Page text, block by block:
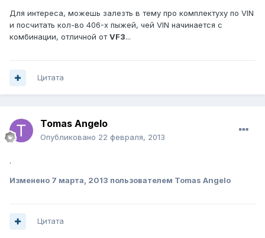
Для интереса, можешь залезть в тему про комплектуху по VIN
и посчитать кол-во 406-х пыжей, чей VIN начинается с
комбинации, отличной отVF3...
Цитата
Tomas Angelo
Опубликовано 22 февраля, 2013
.
Изменено 7 марта, 2013 пользователем Tomas Angelo
Цитата